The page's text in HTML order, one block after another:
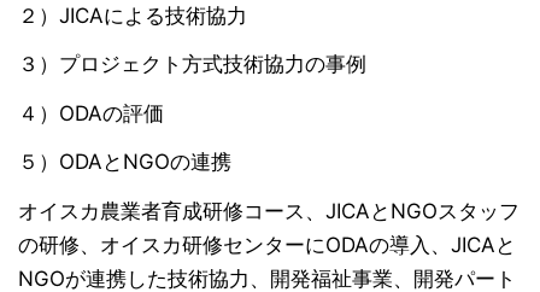
２）JICAによる技術協力
３）プロジェクト方式技術協力の事例
４）ODAの評価
５）ODAとNGOの連携
オイスカ農業者育成研修コース、JICAとNGOスタッフ
の研修、オイスカ研修センターにODAの導入、JICAと
NGOが連携した技術協力、開発福祉事業、開発パート